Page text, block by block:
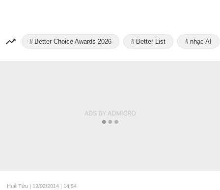
Better Choice Awards 2026 Better List nhạc AI
Huê Tửu | 12/02/2014 | 14:54